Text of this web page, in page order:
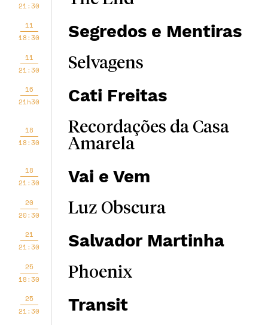
21:30
11
18:30
Segredos e Mentiras
11
21:30
Selvagens
16
21h30
Cati Freitas
18
18:30
Recordações da Casa
Amarela
18
21:30
Vai e Vem
20
20:30
Luz Obscura
21
21:30
Salvador Martinha
25
18:30
Phoenix
25
21:30
Transit